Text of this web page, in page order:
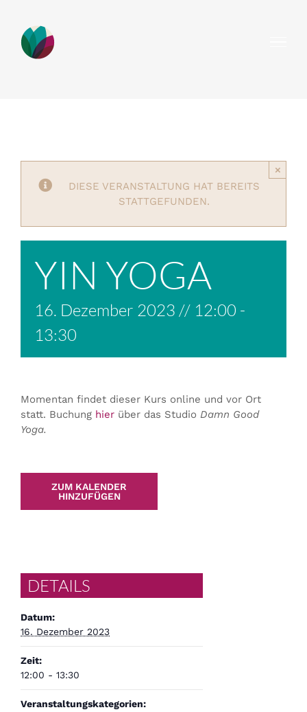
springen
DIESE VERANSTALTUNG HAT BEREITS
STATTGEFUNDEN.
×
YIN YOGA
16. Dezember 2023 // 12:00 -
13:30
Momentan findet dieser Kurs online und vor Ort
statt. Buchung hierüber das Studio Damn Good
Yoga.
ZUM KALENDER
HINZUFÜGEN
DETAILS
Datum:
16. Dezember 2023
Zeit:
12:00 - 13:30
Veranstaltungskategorien: